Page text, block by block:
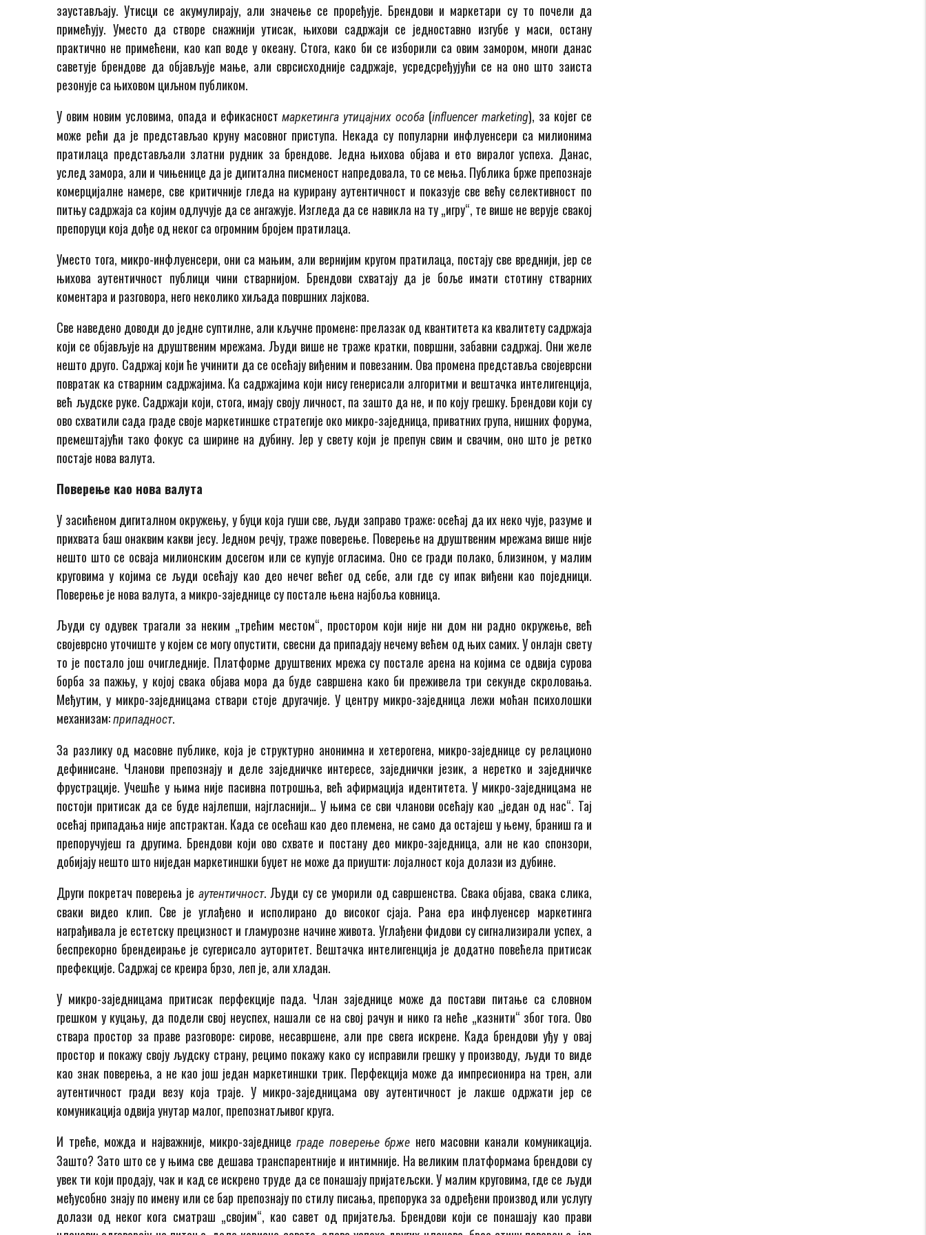
заустављају. Утисци се акумулирају, али значење се проређује. Брендови и маркетари су то почели да
примећују. Уместо да створе снажнији утисак, њихови садржаји се једноставно изгубе у маси, остану
практично не примећени, као кап воде у океану. Стога, како би се изборили са овим замором, многи данас
саветује брендове да објављује мање, али сврсисходније садржаје, усредсређујући се на оно што заиста
резонује са њиховом циљном публиком.
У овим новим условима, опада и ефикасностмаркетинга утицајних особа (influencer marketing), за којег се
може рећи да је представљао круну масовног приступа. Некада су популарни инфлуенсери са милионима
пратилаца представљали златни рудник за брендове. Једна њихова објава и ето виралог успеха. Данас,
услед замора, али и чињенице да је дигитална писменост напредовала, то се мења. Публика брже препознаје
комерцијалне намере, све критичније гледа на курирану аутентичност и показује све већу селективност по
питњу садржаја са којим одлучује да се ангажује. Изгледа да се навикла на ту „игру“, те више не верује свакој
препоруци која дође од неког са огромним бројем пратилаца.
Уместо тога, микро-инфлуенсери, они са мањим, али вернијим кругом пратилаца, постају све вреднији, јер се
њихова аутентичност публици чини стварнијом. Брендови схватају да је боље имати стотину стварних
коментара и разговора, него неколико хиљада површних лајкова.
Све наведено доводи до једне суптилне, али кључне промене: прелазак од квантитета ка квалитету садржаја
који се објављује на друштвеним мрежама. Људи више не траже кратки, површни, забавни садржај. Они желе
нешто друго. Садржај који ће учинити да се осећају виђеним и повезаним. Ова промена представља својеврсни
повратак ка стварним садржајима. Ка садржајима који нису генерисали алгоритми и вештачка интелигенција,
већ људске руке. Садржаји који, стога, имају своју личност, па зашто да не, и по коју грешку. Брендови који су
ово схватили сада граде своје маркетиншке стратегије око микро-заједница, приватних група, нишних форума,
премештајући тако фокус са ширине на дубину. Јер у свету који је препун свим и свачим, оно што је ретко
постаје нова валута.
Поверење као нова валута
У засићеном дигиталном окружењу, у буци која гуши све, људи заправо траже: осећај да их неко чује, разуме и
прихвата баш онаквим какви јесу. Једном речју, траже поверење. Поверење на друштвеним мрежама више није
нешто што се осваја милионским досегом или се купује огласима. Оно се гради полако, близином, у малим
круговима у којима се људи осећају као део нечег већег од себе, али где су ипак виђени као поједници.
Поверење је нова валута, а микро-заједнице су постале њена најбоља ковница.
Људи су одувек трагали за неким „трећим местом“, простором који није ни дом ни радно окружење, већ
својеврсно уточиште у којем се могу опустити, свесни да припадају нечему већем од њих самих. У онлајн свету
то је постало још очигледније. Платформе друштвених мрежа су постале арена на којима се одвија сурова
борба за пажњу, у којој свака објава мора да буде савршена како би преживела три секунде скроловања.
Међутим, у микро-заједницама ствари стоје другачије. У центру микро-заједница лежи моћан психолошки
механизам:припадност.
За разлику од масовне публике, која је структурно анонимна и хетерогена, микро-заједнице су релационо
дефинисане. Чланови препознају и деле заједничке интересе, заједнички језик, а неретко и заједничке
фрустрације. Учешће у њима није пасивна потрошња, већ афирмација идентитета. У микро-заједницама не
постоји притисак да се буде најлепши, најгласнији… У њима се сви чланови осећају као „један од нас“. Тај
осећај припадања није апстрактан. Када се осећаш као део племена, не само да остајеш у њему, браниш га и
препоручујеш га другима. Брендови који ово схвате и постану део микро-заједница, али не као спонзори,
добијају нешто што ниједан маркетиншки буџет не може да приушти: лојалност која долази из дубине.
Други покретач поверења је аутентичност. Људи су се уморили од савршенства. Свака објава, свака слика,
сваки видео клип. Све је углађено и исполирано до високог сјаја. Рана ера инфлуенсер маркетинга
награђивала је естетску прецизност и гламурозне начине живота. Углађени фидови су сигнализирали успех, а
беспрекорно брендеирање је сугерисало ауторитет. Вештачка интелигенција је додатно повећела притисак
префекције. Садржај се креира брзо, леп је, али хладан.
У микро-заједницама притисак перфекције пада. Члан заједнице може да постави питање са словном
грешком у куцању, да подели свој неуспех, нашали се на свој рачун и нико га неће „казнити“ због тога. Ово
ствара простор за праве разговоре: сирове, несавршене, али пре свега искрене. Када брендови уђу у овај
простор и покажу своју људску страну, рецимо покажу како су исправили грешку у производу, људи то виде
као знак поверења, а не као још један маркетиншки трик. Перфекција може да импресионира на трен, али
аутентичност гради везу која траје. У микро-заједницама ову аутентичност је лакше одржати јер се
комуникација одвија унутар малог, препознатљивог круга.
И треће, можда и најважније, микро-заједницеграде поверење брже него масовни канали комуникација.
Зашто? Зато што се у њима све дешава транспарентније и интимније. На великим платформама брендови су
увек ти који продају, чак и кад се искрено труде да се понашају пријатељски. У малим круговима, где се људи
међусобно знају по имену или се бар препознају по стилу писања, препорука за одређени производ или услугу
долази од неког кога сматраш „својим“, као савет од пријатеља. Брендови који се понашају као прави